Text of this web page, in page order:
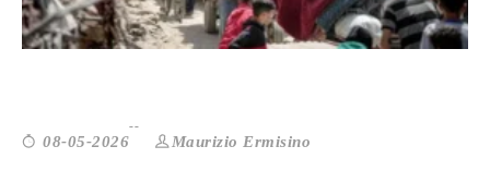
Palestina: anche uccidere la medicina...
08-05-2026 Maurizio Ermisino